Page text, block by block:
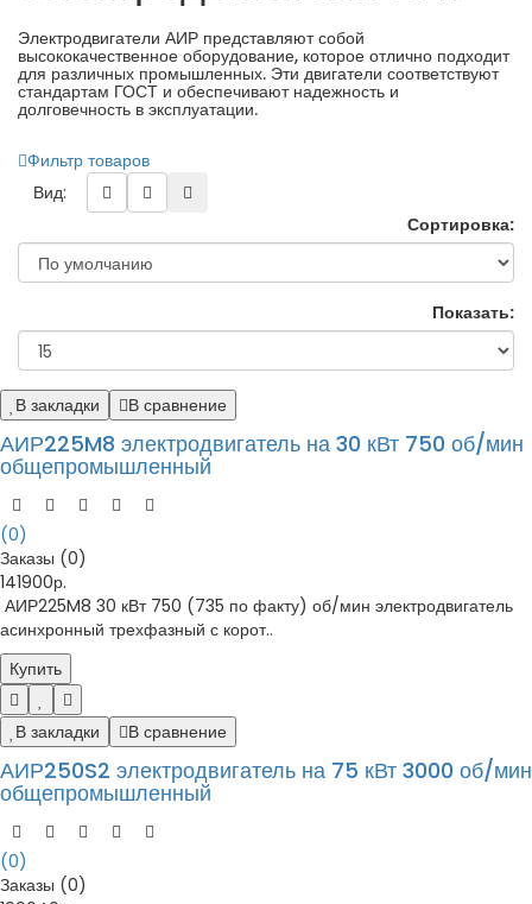
Электродвигатели АИР представляют собой
высококачественное оборудование, которое отлично подходит
для различных промышленных. Эти двигатели соответствуют
стандартам ГОСТ и обеспечивают надежность и
долговечность в эксплуатации.
Фильтр товаров
Вид:
Сортировка:
Показать:
В закладки В сравнение
АИР225M8 электродвигатель на 30 кВт 750 об/мин
общепромышленный
(0)
Заказы (0)
141900р.
АИР225M8 30 кВт 750 (735 по факту) об/мин электродвигатель
асинхронный трехфазный с корот..
Купить
В закладки В сравнение
АИР250S2 электродвигатель на 75 кВт 3000 об/мин
общепромышленный
(0)
Заказы (0)